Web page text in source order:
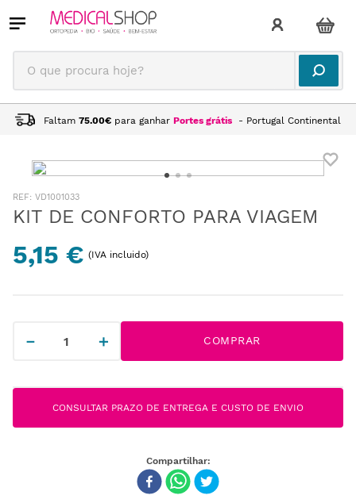
O que procura hoje?
Faltam 75.00€ para ganhar Portes grátis - Portugal Continental
: VD1001033
KIT DE CONFORTO PARA VIAGEM
5,15 € (IVA incluido)
＋
－ COMPRAR
CONSULTAR PRAZO DE ENTREGA E CUSTO DE ENVIO